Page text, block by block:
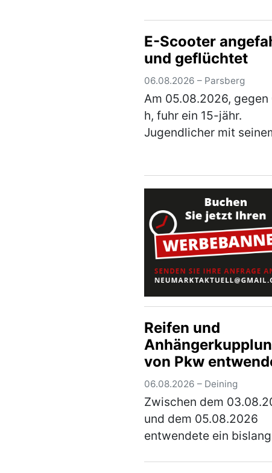
alter Fahrräder,
und ausgeschlac…
E-Scooter
und geflüchtet
06.08.2026 – Parsberg
Am 05.08.2026, gegen
h, fuhr ein 15-jähr.
Jugendlicher mit
Schrettenbrunner-
Hier fuhr er auf …(mehr)
Reifen und
von Pkw
06.08.2026 – Deining
Zwischen dem
und dem 05.08.2026
entwendete ein bislang